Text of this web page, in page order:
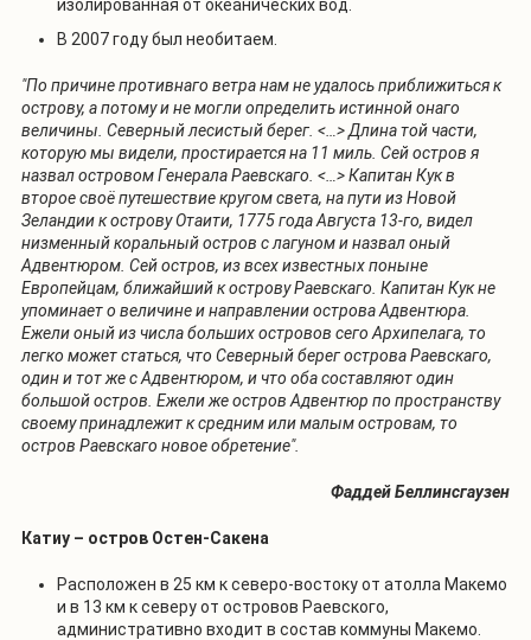
изолированная от океанических вод.
В 2007 году был необитаем.
"По причине противнаго ветра нам не удалось приближиться к
острову, а потому и не могли определить истинной онаго
величины. Северный лесистый берег. <…> Длина той части,
которую мы видели, простирается на 11 миль. Сей остров я
назвал островом Генерала Раевскаго. <…> Капитан Кук в
второе своё путешествие кругом света, на пути из Новой
Зеландии к острову Отаити, 1775 года Августа 13-го, видел
низменный коральный остров с лагуном и назвал оный
Адвентюром. Сей остров, из всех известных поныне
Европейцам, ближайший к острову Раевскаго. Капитан Кук не
упоминает о величине и направлении острова Адвентюра.
Ежели оный из числа больших островов сего Архипелага, то
легко может статься, что Северный берег острова Раевскаго,
один и тот же с Адвентюром, и что оба составляют один
большой остров. Ежели же остров Адвентюр по пространству
своему принадлежит к средним или малым островам, то
остров Раевскаго новое обретение".
Фаддей Беллинсгаузен
Катиу – остров Остен-Сакена
Расположен в 25 км к северо-востоку от атолла Макемо
и в 13 км к северу от островов Раевского,
административно входит в состав коммуны Макемо.